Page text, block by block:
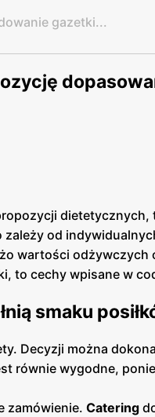
gazetki...
dietetycznych,
zależy od
wartości odżywczych
to cechy wpisane w
smaku
Decyzji można
równie wygodne,
zamówienie. Catering